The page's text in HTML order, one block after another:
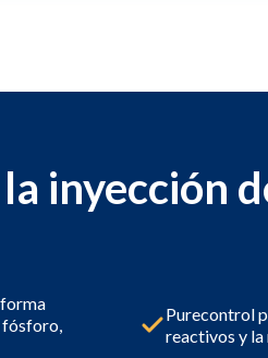
inyección
fósforo,
Purecontrol
reactivos y